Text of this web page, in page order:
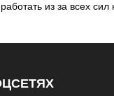
из за всех сил